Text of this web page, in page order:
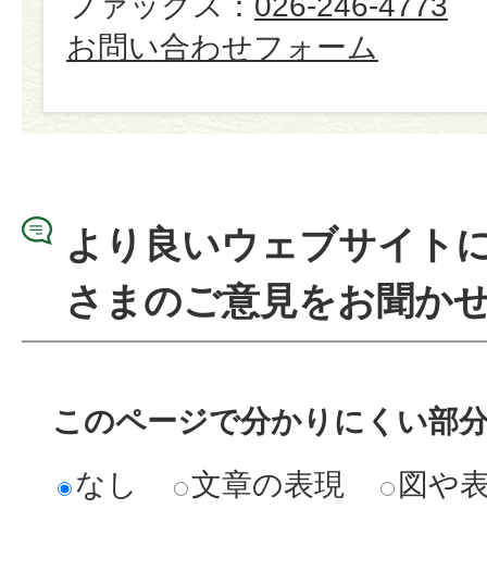
お問い合わせフォーム
より良いウェブサイト
さまのご意見をお聞か
このページで分かりにくい部
なし
文章の表現 図や